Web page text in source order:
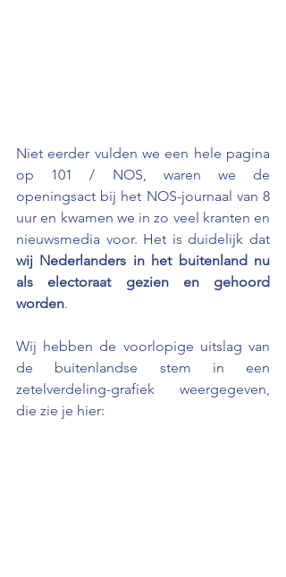
Niet eerder vulden we een hele pagina
op 101 / NOS, waren we de
openingsact bij het NOS-journaal van 8
uur en kwamen we in zo veel kranten en
wij Nederlanders in het buitenland nu
als electoraat gezien en gehoord
worden.
Wij hebben de voorlopige uitslag van
de buitenlandse stem in een
zetelverdeling-grafiek weergegeven,
die zie je hier: